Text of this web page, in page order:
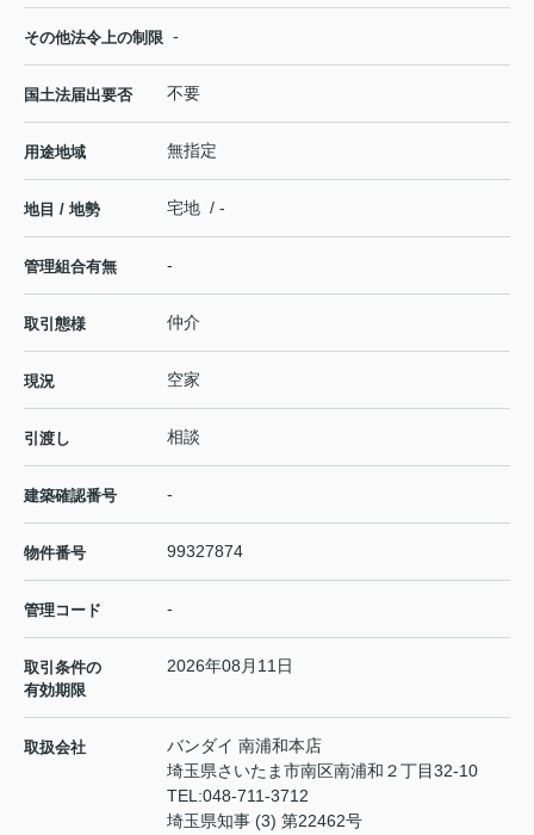
その他法令上の制限 -
国土法届出要否 不要
用途地域 無指定
地目 / 地勢 宅地 / -
管理組合有無 -
取引態様 仲介
現況 空家
引渡し 相談
建築確認番号 -
物件番号 99327874
管理コード -
取引条件の
有効期限
2026年08月11日
取扱会社
バンダイ 南浦和本店
埼玉県さいたま市南区南浦和２丁目32-10
TEL:048-711-3712
埼玉県知事 (3) 第22462号